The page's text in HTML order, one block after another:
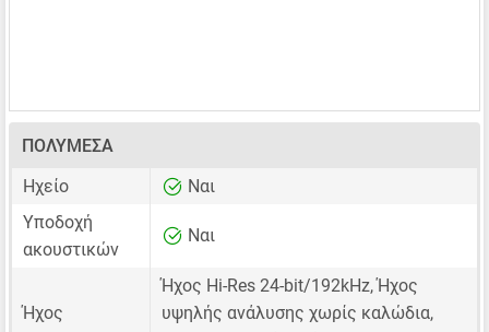
ΠΟΛΥΜΈΣΑ
Ηχείο
Ναι
Υποδοχή
ακουστικών
Ναι
Ήχος
Ήχος Hi-Res 24-bit/192kHz, Ήχος
υψηλής ανάλυσης χωρίς καλώδια,